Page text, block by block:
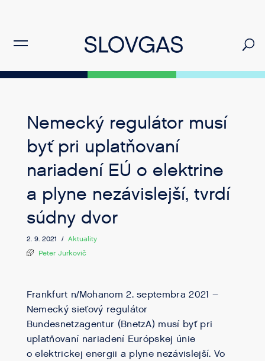
Nemecký regulátor musí
byť pri uplatňovaní
nariadení EÚ o elektrine
a plyne nezávislejší, tvrdí
súdny dvor
2. 9. 2021 / Aktuality
Peter Jurkovič
Frankfurt n/Mohanom 2. septembra 2021 –
Nemecký sieťový regulátor
Bundesnetzagentur (BnetzA) musí byť pri
uplatňovaní nariadení Európskej únie
o elektrickej energii a plyne nezávislejší. Vo